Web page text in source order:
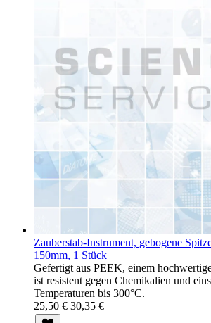
Zauberstab-Instrument, gebogene
150mm, 1 Stück
Gefertigt aus PEEK, einem
ist resistent gegen Chemikalien und
Temperaturen bis 300°C.
25,50 € 30,35 €